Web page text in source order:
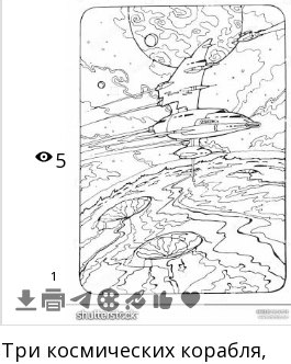
планеты, спутник.
5
1
Три космических корабля,